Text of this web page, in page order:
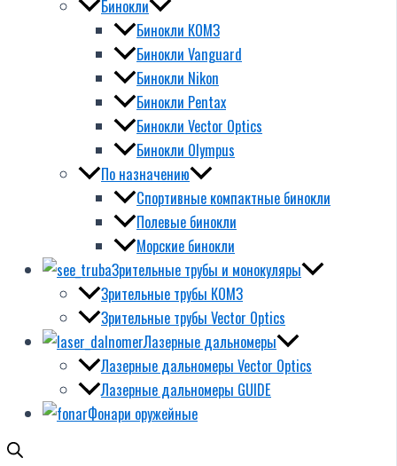
Бинокли
Бинокли КОМЗ
Бинокли Vanguard
Бинокли Nikon
Бинокли Pentax
Бинокли Vector Optics
Бинокли Olympus
По назначению
Спортивные компактные бинокли
Полевые бинокли
Морские бинокли
Зрительные трубы и монокуляры
Зрительные трубы КОМЗ
Зрительные трубы Vector Optics
Лазерные дальномеры
Лазерные дальномеры Vector Optics
Лазерные дальномеры GUIDE
Фонари оружейные